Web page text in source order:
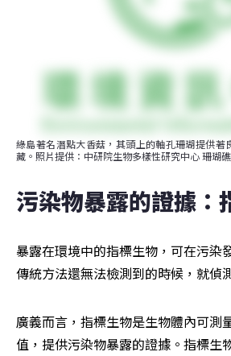
綠島著名潛點大香菇，其頭上的軸孔珊瑚提供著
藏。照片提供：中研院生物多樣性研究中心 珊瑚
污染物暴露的證據：
暴露在環境中的指標生物，可在污
傳統方法還無法檢測到的時候，就偵
廣義而言，指標生物是生物體內可測
值，提供污染物暴露的證據。指標生